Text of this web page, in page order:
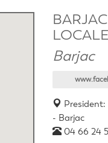
LOCALE
Barjac
- Barjac
04 66 24